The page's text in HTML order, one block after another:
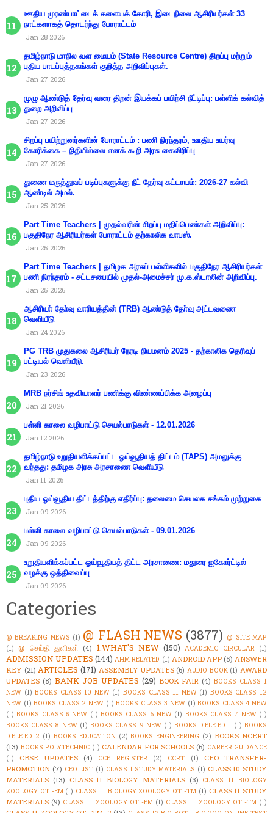
ஊதிய முரண்பாட்டைக் களையக் கோரி, இடைநிலை ஆசிரியர்கள் 33
நாட்களாகத் தொடர்ந்து போராட்டம்
Jan 28 2026
தமிழ்நாடு மாநில வள மையம் (State Resource Centre) திறப்பு மற்றும்
புதிய பாடப்புத்தகங்கள் குறித்த அறிவிப்புகள்.
Jan 27 2026
முழு ஆண்டுத் தேர்வு வரை திறன் இயக்கப் பயிற்சி நீட்டிப்பு: பள்ளிக் கல்வித்
துறை அறிவிப்பு
Jan 27 2026
சிறப்பு பயிற்றுனர்களின் போராட்டம் : பணி நிரந்தரம், ஊதிய உயர்வு
கோரிக்கை – நிதியில்லை எனக் கூறி அரசு கைவிரிப்பு
Jan 27 2026
துணை மருத்துவப் படிப்புகளுக்கு நீட் தேர்வு கட்டாயம்: 2026-27 கல்வி
ஆண்டில் அமல்.
Jan 25 2026
Part Time Teachers | முதல்வரின் சிறப்பு மதிப்பெண்கள் அறிவிப்பு:
பகுதிநேர ஆசிரியர்கள் போராட்டம் தற்காலிக வாபஸ்.
Jan 25 2026
Part Time Teachers | தமிழக அரசுப் பள்ளிகளில் பகுதிநேர ஆசிரியர்கள்
பணி நிரந்தரம் - சட்டசபையில் முதல்-அமைச்சர் மு.க.ஸ்டாலின் அறிவிப்பு.
Jan 25 2026
ஆசிரியா் தோ்வு வாரியத்தின் (TRB) ஆண்டுத் தோ்வு அட்டவணை
வெளியீடு
Jan 24 2026
PG TRB முதுகலை ஆசிரியர் நேரடி நியமனம் 2025 - தற்காலிக தெரிவுப்
பட்டியல் வெளியீடு.
Jan 23 2026
MRB நர்சிங் உதவியாளர் பணிக்கு விண்ணப்பிக்க அழைப்பு
Jan 21 2026
பள்ளி காலை வழிபாட்டு செயல்பாடுகள் - 12.01.2026
Jan 12 2026
தமிழ்நாடு உறுதியளிக்கப்பட்ட ஓய்வூதியத் திட்டம் (TAPS) அமலுக்கு
வந்தது: தமிழக அரசு அரசாணை வெளியீடு
Jan 11 2026
புதிய ஓய்வூதிய திட்டத்திற்கு எதிர்ப்பு: தலைமை செயலக சங்கம் முற்றுகை
Jan 09 2026
பள்ளி காலை வழிபாட்டு செயல்பாடுகள் - 09.01.2026
Jan 09 2026
உறுதியளிக்கப்பட்ட ஓய்வூதியத் திட்ட அரசாணை: மதுரை ஐகோர்ட்டில்
வழக்கு ஒத்திவைப்பு
Jan 09 2026
Categories
@ BREAKING NEWS (1) @ FLASH NEWS (3877) @ SITE MAP
(1) @ செய்தி துளிகள் (4) 1.WHAT'S NEW (150) ACADEMIC CIRCULAR (1)
ADMISSION UPDATES (144) AHM RELATED (1) ANDROID APP (5) ANSWER
KEY (21) ARTICLES (171) ASSEMBLY UPDATES (6) AUDIO BOOK (1) AWARD
UPDATES (8) BANK JOB UPDATES (29) BOOK FAIR (4) BOOKS CLASS 1
NEW (1) BOOKS CLASS 10 NEW (1) BOOKS CLASS 11 NEW (1) BOOKS CLASS 12
NEW (1) BOOKS CLASS 2 NEW (1) BOOKS CLASS 3 NEW (1) BOOKS CLASS 4 NEW
(1) BOOKS CLASS 5 NEW (1) BOOKS CLASS 6 NEW (1) BOOKS CLASS 7 NEW (1)
BOOKS CLASS 8 NEW (1) BOOKS CLASS 9 NEW (1) BOOKS D.ELE.ED 1 (1) BOOKS
D.ELE.ED 2 (1) BOOKS EDUCATION (2) BOOKS ENGINEERING (2) BOOKS NCERT
(13) BOOKS POLYTECHNIC (1) CALENDAR FOR SCHOOLS (6) CAREER GUIDANCE
(1)
CBSE UPDATES (4) CCE REGISTER (2) CCRT (1)
CEO TRANSFER-
PROMOTION (7) CEO LIST (1) CLASS 1 STUDY MATERIALS (1) CLASS 10 STUDY
MATERIALS (13) CLASS 11 BIOLOGY MATERIALS (3) CLASS 11 BIOLOGY
ZOOLOGY OT -EM (1) CLASS 11 BIOLOGY ZOOLOGY OT -TM (1) CLASS 11 STUDY
MATERIALS (9) CLASS 11 ZOOLOGY OT -EM (1) CLASS 11 ZOOLOGY OT -TM (1)